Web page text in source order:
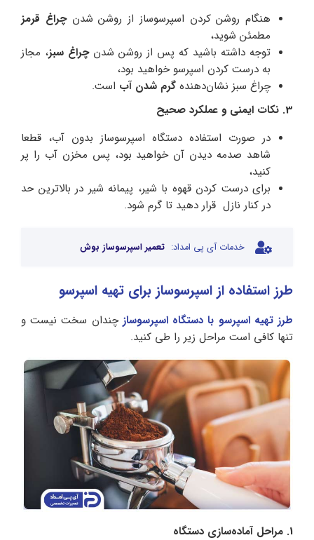
هنگام روشن کردن اسپرسوساز از روشن شدنچراغ قرمز
مطمئن شوید،
توجه داشته باشید که پس از روشن شدنچراغ سبز، مجاز
به درست کردن اسپرسو خواهید بود،
چراغ سبز نشان‌دهنده گرم شدن آب است.
3. نکات ایمنی و عملکرد صحیح
در صورت استفاده دستگاه اسپرسوساز بدون آب، قطعا
شاهد صدمه دیدن آن خواهید بود، پس مخزن آب را پر
کنید،
برای درست کردن قهوه با شیر، پیمانه شیر در بالاترین حد
در کنار نازل قرار دهید تا گرم شود.
خدمات آی پی امداد: تعمیر اسپرسوساز بوش
طرز استفاده از اسپرسوساز برای تهیه اسپرسو
طرز تهیه اسپرسو با دستگاه اسپرسوساز چندان سخت نیست و
تنها کافی است مراحل زیر را طی کنید.
1. مراحل آماده‌سازی دستگاه